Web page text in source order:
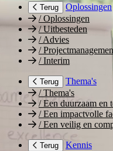
Terug
Oplossingen
/Oplossingen
/Uitbesteden
/Advies
/
/Interim
Terug
Thema's
/Thema's
/Een duurzaam en
/Een impactvolle
/Een veilig en
Terug
Kennis